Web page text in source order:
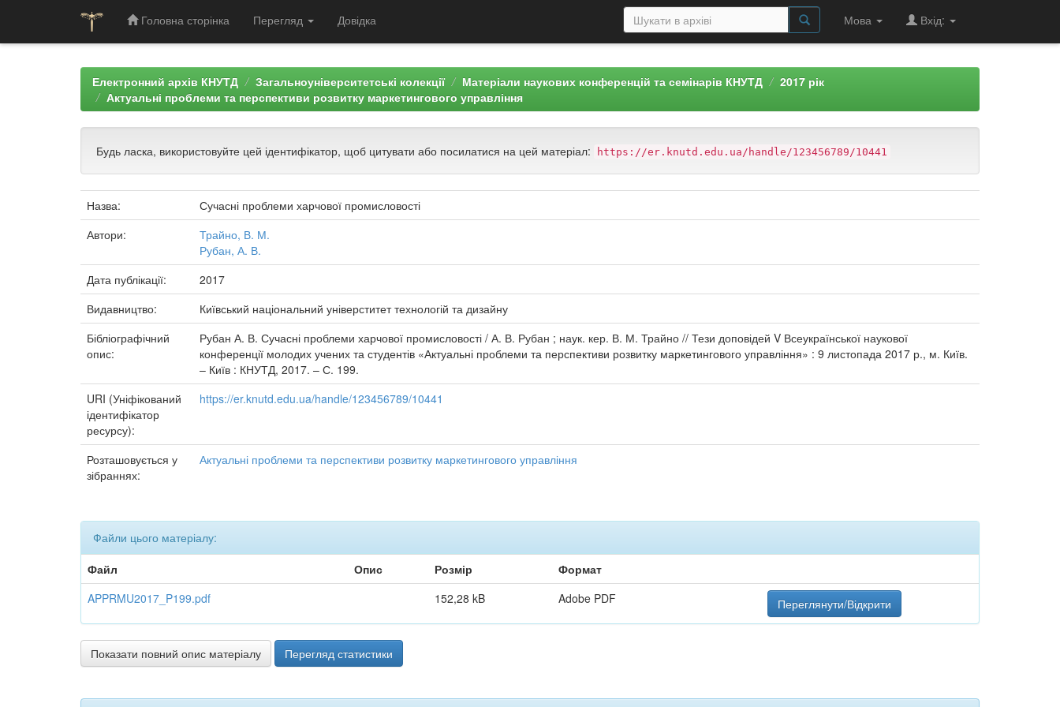
Головна сторінка Перегляд Довідка Мова Вхід:
Електронний архів КНУТД Загальноуніверситетські колекції Матеріали наукових конференцій та семінарів КНУТД
2017 рік
Актуальні проблеми та перспективи розвитку маркетингового управління
Будь ласка, використовуйте цей ідентифікатор, щоб цитувати або посилатися на цей матеріал: https://er.knutd.edu.ua/handle/123456789/10441
Назва:
Сучасні проблеми харчової промисловості
Автори:
Трайно, В. М.
Рубан, А. В.
Дата публікації:
2017
Видавництво:
Київський національний універститет технологій та дизайну
Бібліографічний
опис:
Рубан А. В. Сучасні проблеми харчової промисловості / А. В. Рубан ; наук. кер. В. М. Трайно // Тези доповідей V Всеукраїнської наукової
конференції молодих учених та студентів «Актуальні проблеми та перспективи розвитку маркетингового управління» : 9 листопада 2017 р., м. Київ.
– Київ : КНУТД, 2017. – С. 199.
URI (Уніфікований
ідентифікатор
ресурсу):
https://er.knutd.edu.ua/handle/123456789/10441
Розташовується у
зібраннях:
Актуальні проблеми та перспективи розвитку маркетингового управління
Файли цього матеріалу:
Файл
Опис Розмір
Формат
APPRMU2017_P199.pdf
152,28 kB Adobe PDF Переглянути/Відкрити
Показати повний опис матеріалу Перегляд статистики